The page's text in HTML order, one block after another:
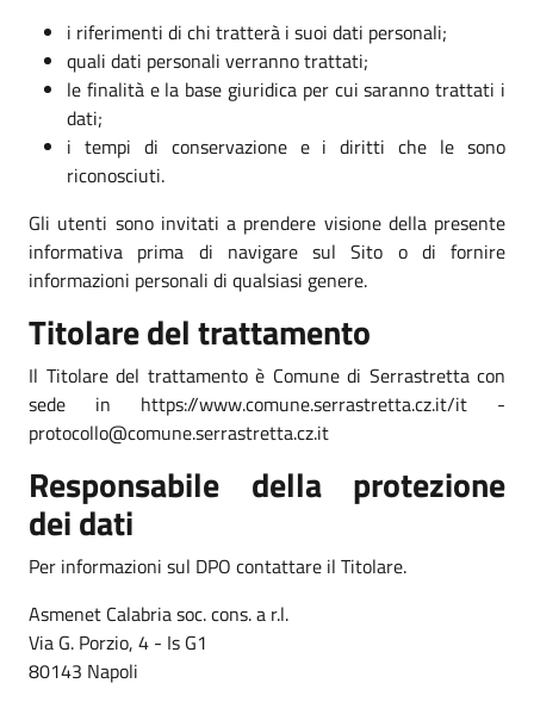
i riferimenti di chi tratterà i suoi dati personali;
quali dati personali verranno trattati;
le finalità e la base giuridica per cui saranno trattati i
dati;
i tempi di conservazione e i diritti che le sono
riconosciuti.
Gli utenti sono invitati a prendere visione della presente
informativa prima di navigare sul Sito o di fornire
informazioni personali di qualsiasi genere.
Titolare del trattamento
Il Titolare del trattamento è Comune di Serrastretta con
sede in https://www.comune.serrastretta.cz.it/it -
protocollo@comune.serrastretta.cz.it
Responsabile della protezione
dei dati
Per informazioni sul DPO contattare il Titolare.
Asmenet Calabria soc. cons. a r.l.
Via G. Porzio, 4 - Is G1
80143 Napoli